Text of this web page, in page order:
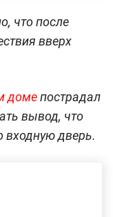
что после
вверх
домепострадал
вывод, что
дверь.